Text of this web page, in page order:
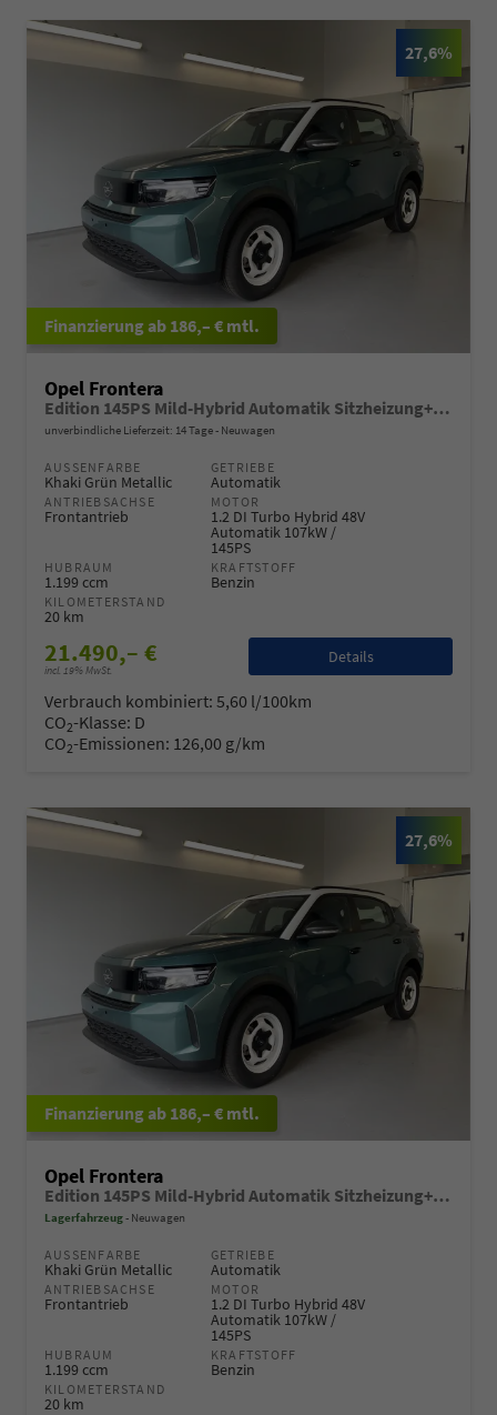
27,6%
ab 186,– € mtl.
Opel Frontera
Edition 145PS Mild-Hybrid Automatik Sitzheizung+Kamera+ParkPilot
unverbindliche Lieferzeit: 14 Tage Neuwagen
AUSSENFARBE
Khaki Grün Metallic
GETRIEBE
Automatik
ANTRIEBSACHSE
Frontantrieb
MOTOR
1.2 DI Turbo Hybrid 48V
Automatik 107kW /
145PS
HUBRAUM
1.199 ccm
KRAFTSTOFF
Benzin
KILOMETERSTAND
20 km
21.490,– €
incl. 19% MwSt.
Details
Verbrauch kombiniert: 5,60 l/100km
CO2-Klasse: D
CO2-Emissionen: 126,00 g/km
27,6%
ab 186,– € mtl.
Opel Frontera
Edition 145PS Mild-Hybrid Automatik Sitzheizung+Kamera+ParkPilot
Lagerfahrzeug Neuwagen
AUSSENFARBE
Khaki Grün Metallic
GETRIEBE
Automatik
ANTRIEBSACHSE
Frontantrieb
MOTOR
1.2 DI Turbo Hybrid 48V
Automatik 107kW /
145PS
HUBRAUM
1.199 ccm
KRAFTSTOFF
Benzin
KILOMETERSTAND
20 km